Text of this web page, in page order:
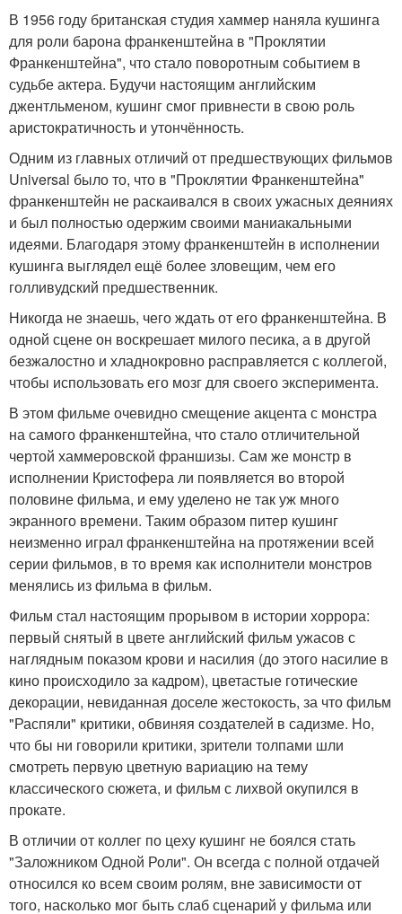
В 1956 году британская студия хаммер наняла кушинга
для роли барона франкенштейна в "Проклятии
Франкенштейна", что стало поворотным событием в
судьбе актера. Будучи настоящим английским
джентльменом, кушинг смог привнести в свою роль
аристократичность и утончённость.
Одним из главных отличий от предшествующих фильмов
Universal было то, что в "Проклятии Франкенштейна"
франкенштейн не раскаивался в своих ужасных деяниях
и был полностью одержим своими маниакальными
идеями. Благодаря этому франкенштейн в исполнении
кушинга выглядел ещё более зловещим, чем его
голливудский предшественник.
Никогда не знаешь, чего ждать от его франкенштейна. В
одной сцене он воскрешает милого песика, а в другой
безжалостно и хладнокровно расправляется с коллегой,
чтобы использовать его мозг для своего эксперимента.
В этом фильме очевидно смещение акцента с монстра
на самого франкенштейна, что стало отличительной
чертой хаммеровской франшизы. Сам же монстр в
исполнении Кристофера ли появляется во второй
половине фильма, и ему уделено не так уж много
экранного времени. Таким образом питер кушинг
неизменно играл франкенштейна на протяжении всей
серии фильмов, в то время как исполнители монстров
менялись из фильма в фильм.
Фильм стал настоящим прорывом в истории хоррора:
первый снятый в цвете английский фильм ужасов с
наглядным показом крови и насилия (до этого насилие в
кино происходило за кадром), цветастые готические
декорации, невиданная доселе жестокость, за что фильм
"Распяли" критики, обвиняя создателей в садизме. Но,
что бы ни говорили критики, зрители толпами шли
смотреть первую цветную вариацию на тему
классического сюжета, и фильм с лихвой окупился в
прокате.
В отличии от коллег по цеху кушинг не боялся стать
"Заложником Одной Роли". Он всегда с полной отдачей
относился ко всем своим ролям, вне зависимости от
того, насколько мог быть слаб сценарий у фильма или